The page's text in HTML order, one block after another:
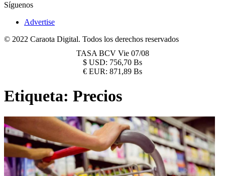
Síguenos
Advertise
© 2022 Caraota Digital. Todos los derechos reservados
TASA BCV Vie 07/08
$ USD: 756,70 Bs
€ EUR: 871,89 Bs
Etiqueta: Precios